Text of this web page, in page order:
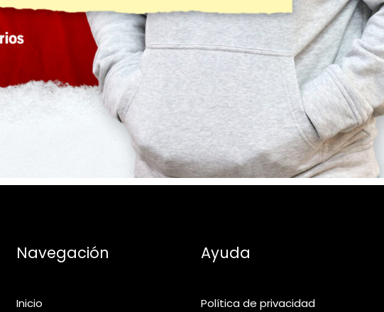
Navegación
Inicio
Ayuda
Política de privacidad